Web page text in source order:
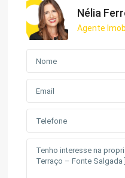
Nélia
Agente